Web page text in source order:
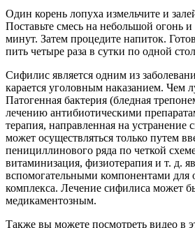
Один корень лопуха измельчите и
Поставьте смесь на небольшой огонь
минут. Затем процедите напиток.
пить четыре раза в сутки по одной
Сифилис является одним из
карается уголовным наказанием. Чем
Патогенная бактерия (бледная
лечению антибиотическими
терапия, направленная на устранение
может осуществляться только путем
пенициллинового ряда по четкой
витаминизация, физиотерапия и т. д.
вспомогательными компонентами для
комплекса. Лечение сифилиса может
медикаментозным.
Также вы можете посмотреть видео в